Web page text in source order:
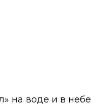
на воде и в небе